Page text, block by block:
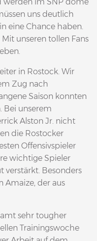
uns deutlich
eine Chance haben.
unseren tollen Fans
in Rostock. Wir
Zug nach
Saison konnten
Bei unserem
Alston Jr. nicht
die Rostocker
Offensivspieler
wichtige Spieler
verstärkt. Besonders
Amaize, der aus
sehr tougher
Trainingswoche